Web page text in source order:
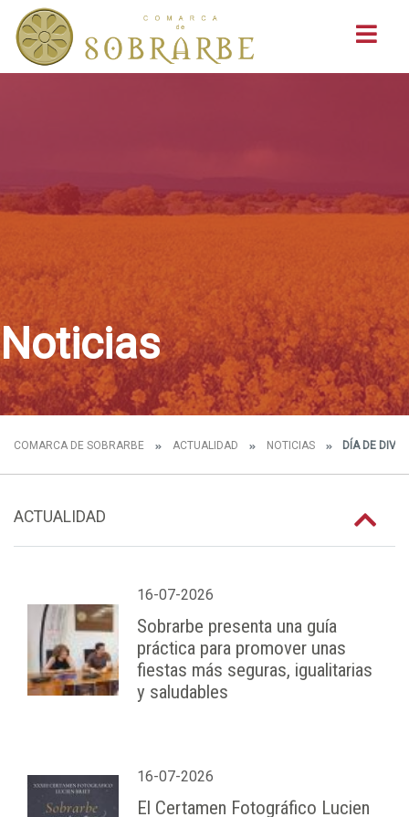
Noticias
COMARCA DE SOBRARBE ACTUALIDAD NOTICIAS DÍA DE
ACTUALIDAD
16-07-2026
Sobrarbe presenta una guía
práctica para promover unas
fiestas más seguras, igualitarias
y saludables
16-07-2026
El Certamen Fotográfico Lucien